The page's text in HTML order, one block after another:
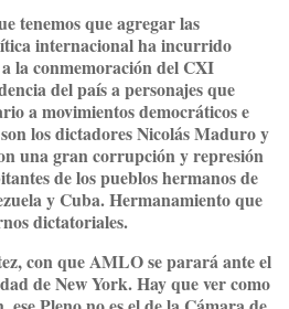
tenemos que agregar las
internacional ha incurrido
la conmemoración del CXI
del país a personajes que
a movimientos democráticos e
los dictadores Nicolás Maduro y
una gran corrupción y represión
de los pueblos hermanos de
y Cuba. Hermanamiento que
dictatoriales.
con que AMLO se parará ante el
de New York. Hay que ver como